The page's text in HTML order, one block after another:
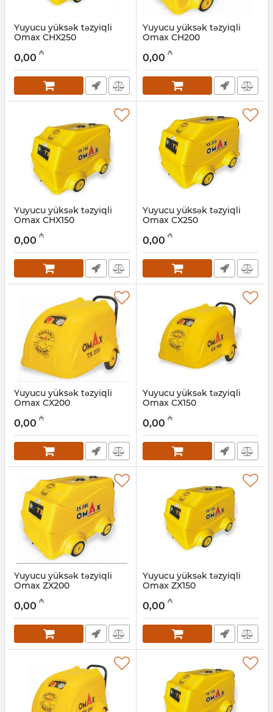
Yuyucu yüksək təzyiqli
Omax CHX250
017011077
0,00 ₼
Yuyucu yüksək təzyiqli
Omax CH200
017011076
0,00 ₼
Yuyucu yüksək təzyiqli
Omax CHX150
017011075
0,00 ₼
Yuyucu yüksək təzyiqli
Omax CX250
017011074
0,00 ₼
Yuyucu yüksək təzyiqli
Omax CX200
017011073
0,00 ₼
Yuyucu yüksək təzyiqli
Omax CX150
017011072
0,00 ₼
Yuyucu yüksək təzyiqli
Omax ZX200
017011071
0,00 ₼
Yuyucu yüksək təzyiqli
Omax ZX150
017011070
0,00 ₼